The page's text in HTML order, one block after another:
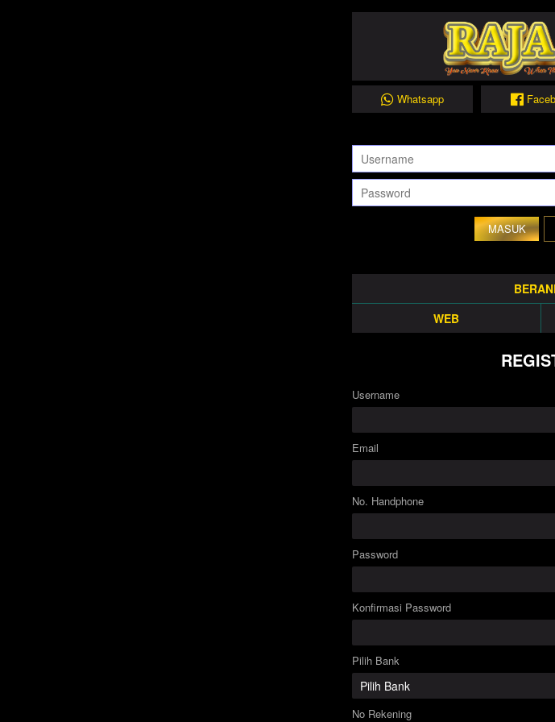
Whatsapp
WEB
Username
Email
No. Handphone
Password
Konfirmasi Password
Pilih Bank
No Rekening